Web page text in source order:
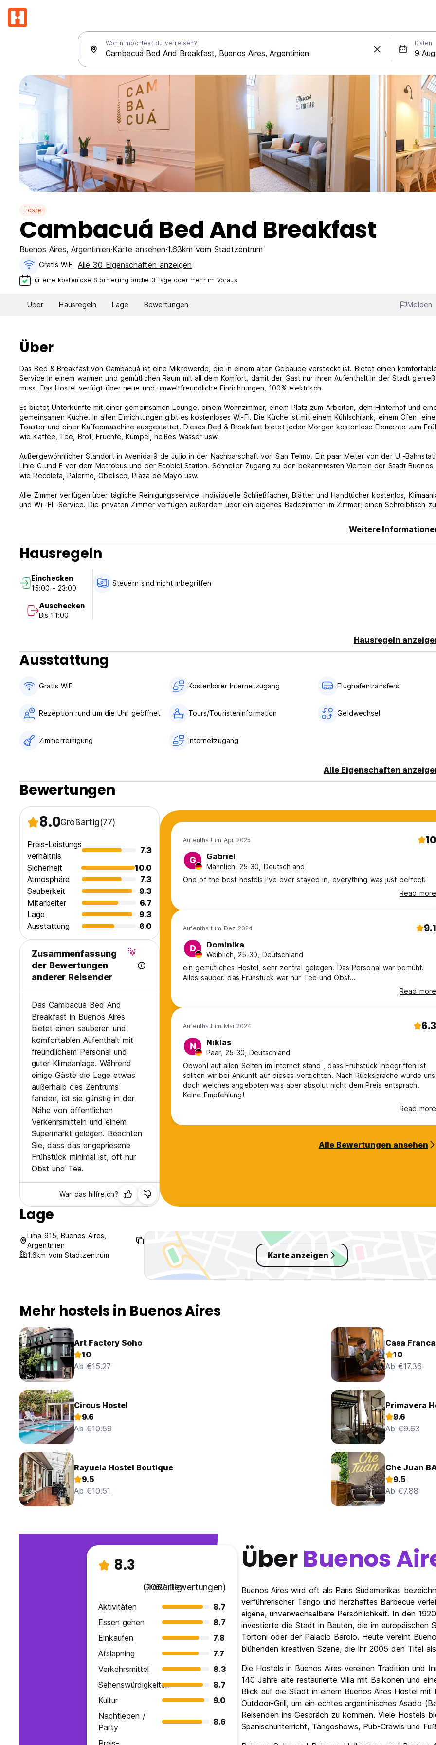
Wohin möchtest du verreisen? Daten
Hostel
Cambacuá Bed And Breakfast
Buenos Aires, Argentinien Karte ansehen 1.63km vom Stadtzentrum
Gratis WiFi Alle 30 Eigenschaften anzeigen
Für eine kostenlose Stornierung buche 3 Tage oder mehr im Voraus
Über Hausregeln Lage Bewertungen Melden
Über
Das Bed & Breakfast von Cambacuá ist eine Mikroworde, die in einem alten Gebäude versteckt ist. Bietet einen
Service in einem warmen und gemütlichen Raum mit all dem Komfort, damit der Gast nur ihren Aufenthalt in der Stadt
muss. Das Hostel verfügt über neue und umweltfreundliche Einrichtungen, 100% elektrisch.
Es bietet Unterkünfte mit einer gemeinsamen Lounge, einem Wohnzimmer, einem Platz zum Arbeiten, dem Hinterhof und
gemeinsamen Küche. In allen Einrichtungen gibt es kostenloses Wi-Fi. Die Küche ist mit einem Kühlschrank, einem Ofen,
Toaster und einer Kaffeemaschine ausgestattet. Dieses Bed & Breakfast bietet jeden Morgen kostenlose Elemente zum
wie Kaffee, Tee, Brot, Früchte, Kumpel, heißes Wasser usw.
Außergewöhnlicher Standort in Avenida 9 de Julio in der Nachbarschaft von San Telmo. Ein paar Meter von der U -
Linie C und E vor dem Metrobus und der Ecobici Station. Schneller Zugang zu den bekanntesten Vierteln der Stadt Buenos
wie Recoleta, Palermo, Obelisco, Plaza de Mayo usw.
Alle Zimmer verfügen über tägliche Reinigungsservice, individuelle Schließfächer, Blätter und Handtücher kostenlos,
und Wi -FI -Service. Die privaten Zimmer verfügen außerdem über ein eigenes Badezimmer im Zimmer, einen Schreibtisch
Weitere
Hausregeln
Einchecken
15:00 - 23:00
Auschecken
Bis 11:00
Steuern sind nicht inbegriffen
Hausregeln
Ausstattung
Gratis WiFi Kostenloser Internetzugang Flughafentransfers
Rezeption rund um die Uhr geöffnet Tours/Touristeninformation Geldwechsel
Zimmerreinigung Internetzugang
Alle Eigenschaften
Bewertungen
8.0Großartig(77)
Preis-Leistungs
verhältnis
7.3
Sicherheit
10.0
Atmosphäre
7.3
Sauberkeit
9.3
Mitarbeiter
6.7
Lage
9.3
Ausstattung
6.0
Zusammenfassung
der Bewertungen
anderer Reisender
Das Cambacuá Bed And
Breakfast in Buenos Aires
bietet einen sauberen und
komfortablen Aufenthalt mit
freundlichem Personal und
guter Klimaanlage. Während
einige Gäste die Lage etwas
außerhalb des Zentrums
fanden, ist sie günstig in der
Nähe von öffentlichen
Verkehrsmitteln und einem
Supermarkt gelegen. Beachten
Sie, dass das angepriesene
Frühstück minimal ist, oft nur
Obst und Tee.
War das hilfreich?
Aufenthalt im Apr 2025 10
G Gabriel
Männlich, 25-30, Deutschland
One of the best hostels I’ve ever stayed in, everything was just perfect!
Read more
Aufenthalt im Dez 2024 9.1
D Dominika
Weiblich, 25-30, Deutschland
ein gemütliches Hostel, sehr zentral gelegen. Das Personal war bemüht.
Alles sauber. das Frühstück war nur Tee und Obst...
Read more
Aufenthalt im Mai 2024 6.3
N Niklas
Paar, 25-30, Deutschland
Obwohl auf allen Seiten im Internet stand , dass Frühstück inbegriffen ist
sollten wir bei Ankunft auf dieses verzichten. Nach Rücksprache wurde uns
doch welches angeboten was aber absolut nicht dem Preis entsprach.
Keine Empfehlung!
Read more
Alle Bewertungen ansehen
Lage
Lima 915, Buenos Aires,
Argentinien
1.6km vom Stadtzentrum
Karte anzeigen
Mehr hostels in Buenos Aires
Art Factory Soho
10
Ab €15.27
Casa
10
Ab €17.36
Circus Hostel
9.6
Ab €10.59
Primavera
9.6
Ab €9.63
Rayuela Hostel Boutique
9.5
Ab €10.51
Che Juan
9.5
Ab €7.88
8.3
Großartig
(1087 Bewertungen)
Aktivitäten
8.7
Essen gehen
8.7
Einkaufen
7.8
Afslapning
7.7
Verkehrsmittel
8.3
Sehenswürdigkeiten
8.7
Kultur
9.0
Nachtleben /
Party
8.6
ÜberBuenos
Buenos Aires wird oft als Paris Südamerikas
verführerischer Tango und herzhaftes Barbecue
eigene, unverwechselbare Persönlichkeit. In den
investierte die Stadt in Bauten, die im europäischen
Tortoni oder der Palacio Barolo. Heute vereint
blühenden kreativen Szene, die ihr 2005 den Titel
Die Hostels in Buenos Aires vereinen Tradition und
140 Jahre alte restaurierte Villa mit Balkonen und
Blick auf die Stadt in einem Buenos Aires Hostel
Outdoor-Grill, um ein echtes argentinisches Asado
Reisenden ins Gespräch zu kommen. Viele Hostels
Spanischunterricht, Tangoshows, Pub-Crawls und